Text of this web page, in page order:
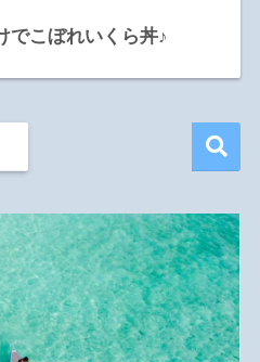
でこぼれいくら丼♪